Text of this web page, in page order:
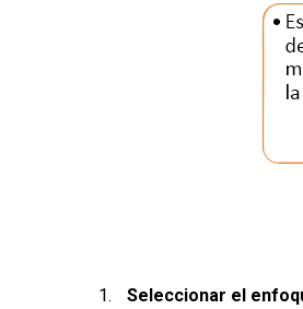
Seleccionar el